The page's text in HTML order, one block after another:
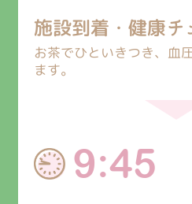
施設到着・健康チ
お茶でひといきつき、血
ます。
9:45